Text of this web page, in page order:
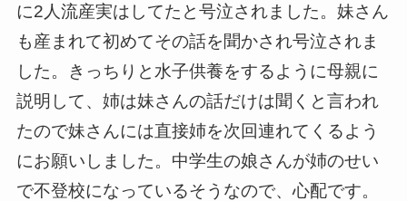
に2人流産実はしてたと号泣されました。妹さん
も産まれて初めてその話を聞かされ号泣されま
した。きっちりと水子供養をするように母親に
説明して、姉は妹さんの話だけは聞くと言われ
たので妹さんには直接姉を次回連れてくるよう
にお願いしました。中学生の娘さんが姉のせい
で不登校になっているそうなので、心配です。